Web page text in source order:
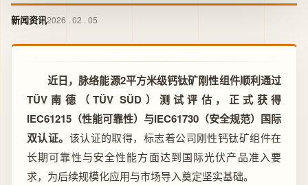
新闻资讯2026 . 02 . 05
近日，脉络能源2平方米级钙钛矿刚性组件顺利通过
TÜV南德（TÜV SÜD）测试评估，正式获得
IEC61215（性能可靠性）与IEC61730（安全规范）国际
双认证。 该认证的取得，标志着公司刚性钙钛矿组件在
长期可靠性与安全性能方面达到国际光伏产品准入要
求，为后续规模化应用与市场导入奠定坚实基础。